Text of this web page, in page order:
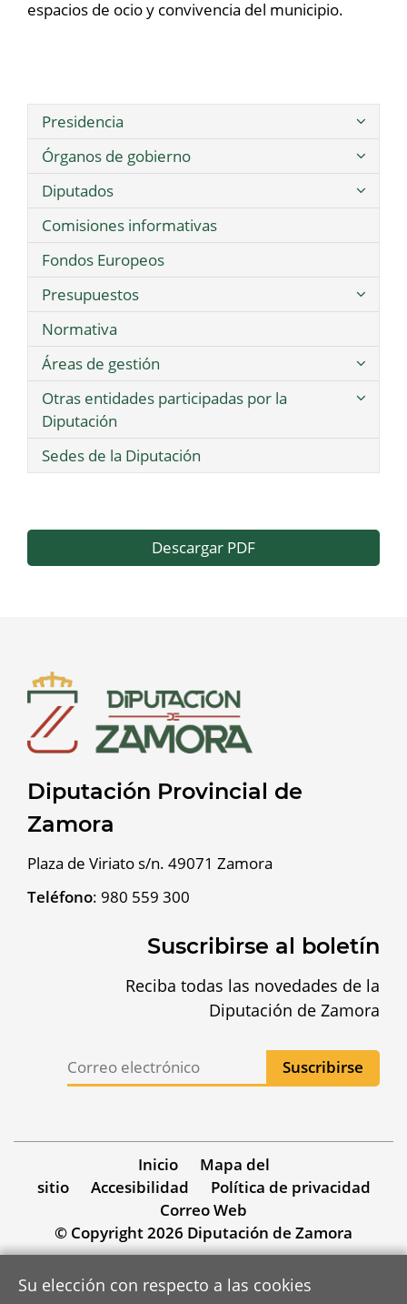
espacios de ocio y convivencia del municipio.
Presidencia
Órganos de gobierno
Diputados
Comisiones informativas
Fondos Europeos
Presupuestos
Normativa
Áreas de gestión
Otras entidades participadas por la
Diputación
Sedes de la Diputación
Descargar PDF
Diputación Provincial de
Zamora
Plaza de Viriato s/n. 49071 Zamora
Teléfono: 980 559 300
Suscribirse al boletín
Reciba todas las novedades de la
Diputación de Zamora
Inicio
Mapa del
sitio
Accesibilidad
Política de privacidad
Correo Web
© Copyright 2026 Diputación de Zamora
Su elección con respecto a las cookies